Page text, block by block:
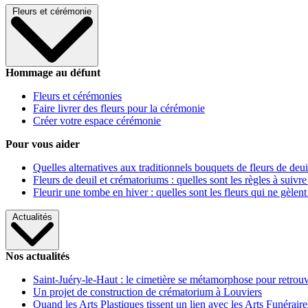
Fleurs et cérémonie
Hommage au défunt
Fleurs et cérémonies
Faire livrer des fleurs pour la cérémonie
Créer votre espace cérémonie
Pour vous aider
Quelles alternatives aux traditionnels bouquets de fleurs de
Fleurs de deuil et crématoriums : quelles sont les règles à
Fleurir une tombe en hiver : quelles sont les fleurs qui ne gèlent
Actualités
Nos actualités
Saint-Juéry-le-Haut : le cimetière se métamorphose pour
Un projet de construction de crématorium à Louviers
Quand les Arts Plastiques tissent un lien avec les Arts